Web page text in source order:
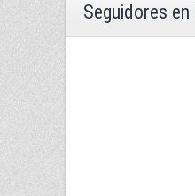
Seguidores